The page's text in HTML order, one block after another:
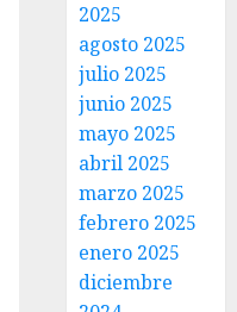
2025
agosto 2025
julio 2025
junio 2025
mayo 2025
abril 2025
marzo 2025
febrero 2025
enero 2025
diciembre